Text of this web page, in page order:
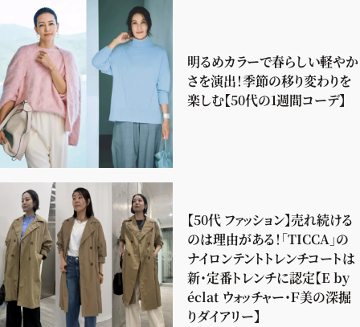
明るめカラーで春らしい軽やか
さを演出！季節の移り変わりを
楽しむ【50代の1週間コーデ】
【50代 ファッション】売れ続ける
のは理由がある！「TICCA」の
ナイロンテントトレンチコートは
新・定番トレンチに認定【E by
éclat ウォッチャー・Ｆ美の深掘
りダイアリー】